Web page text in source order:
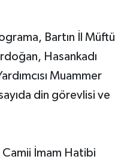
Bartın İl Müftü
Hasankadı
Muammer
din görevlisi ve
Camii İmam Hatibi